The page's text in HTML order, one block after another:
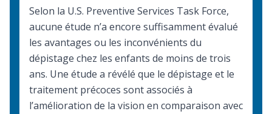
Selon la U.S. Preventive Services Task Force,
aucune étude n’a encore suffisamment évalué
les avantages ou les inconvénients du
dépistage chez les enfants de moins de trois
ans. Une étude a révélé que le dépistage et le
traitement précoces sont associés à
l’amélioration de la vision en comparaison avec